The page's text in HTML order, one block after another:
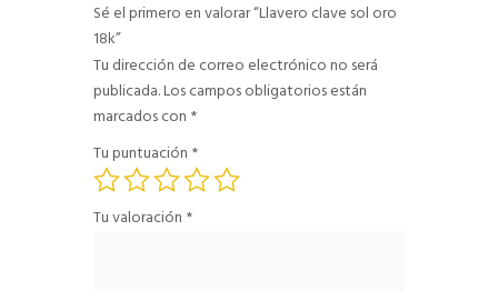
Sé el primero en valorar “Llavero clave sol oro
18k”
Tu dirección de correo electrónico no será
publicada.Los campos obligatorios están
marcados con *
Tu puntuación *
Tu valoración *